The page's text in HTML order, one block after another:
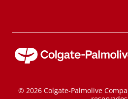
© 2026 Colgate-Palmolive